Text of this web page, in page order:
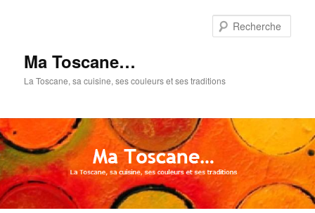
Ma Toscane…
La Toscane, sa cuisine, ses couleurs et ses traditions